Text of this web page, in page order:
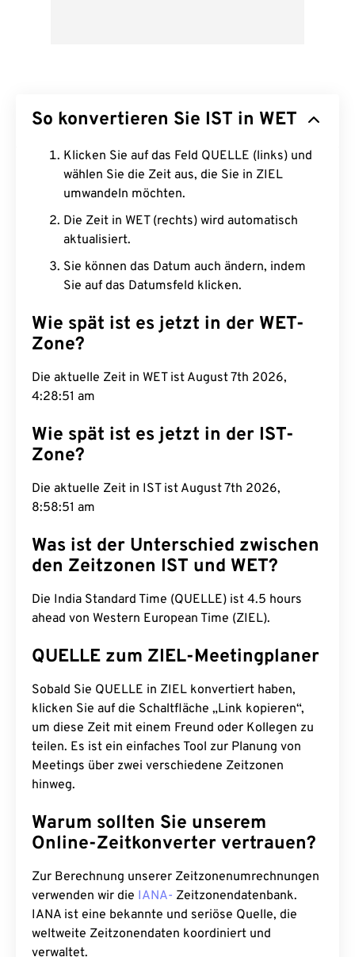
So konvertieren Sie IST in WET
Klicken Sie auf das Feld QUELLE (links) und
wählen Sie die Zeit aus, die Sie in ZIEL
umwandeln möchten.
Die Zeit in WET (rechts) wird automatisch
aktualisiert.
Sie können das Datum auch ändern, indem
Sie auf das Datumsfeld klicken.
Wie spät ist es jetzt in der WET-
Zone?
Die aktuelle Zeit in WET ist August 7th 2026,
4:28:52 am
Wie spät ist es jetzt in der IST-
Zone?
Die aktuelle Zeit in IST ist August 7th 2026,
8:58:52 am
Was ist der Unterschied zwischen
den Zeitzonen IST und WET?
Die India Standard Time (QUELLE) ist 4.5 hours
ahead von Western European Time (ZIEL).
QUELLE zum ZIEL-Meetingplaner
Sobald Sie QUELLE in ZIEL konvertiert haben,
klicken Sie auf die Schaltfläche „Link kopieren“,
um diese Zeit mit einem Freund oder Kollegen zu
teilen. Es ist ein einfaches Tool zur Planung von
Meetings über zwei verschiedene Zeitzonen
hinweg.
Warum sollten Sie unserem
Online-Zeitkonverter vertrauen?
Zur Berechnung unserer Zeitzonenumrechnungen
verwenden wir die IANA- Zeitzonendatenbank.
IANA ist eine bekannte und seriöse Quelle, die
weltweite Zeitzonendaten koordiniert und
verwaltet.